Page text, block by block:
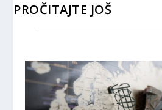
PROČITAJTE JOŠ